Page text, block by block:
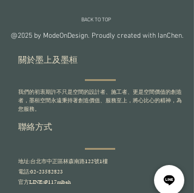
BACK TO TOP
@2025 by ModeOnDesign. Proudly created with IanChen.
關於墨上及墨桓
我們的初衷期許不只是空間的設計者、施工者、更是空間價值的創造
者，墨桓空間永遠秉持著創造價值、服務至上，將心比心的精神，為
您服務。
​聯絡方式
地址:台北市中正區林森南路122號1樓
電話:02-23582823
​官方LINE:@117mlbah